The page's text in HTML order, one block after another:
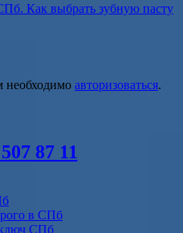
Как выбрать зубную пасту
необходимо авторизоваться.
87 11
в СПб
СПб